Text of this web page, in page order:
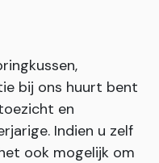
bij ons huurt bent
en
Indien u zelf
ook mogelijk om